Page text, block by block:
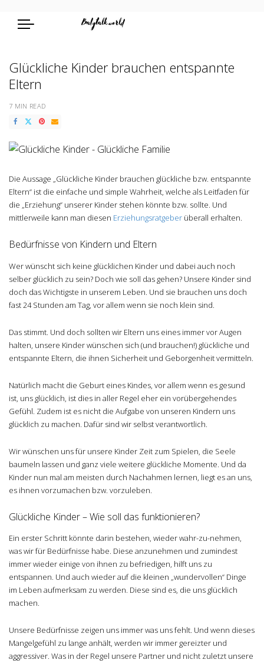
Glückliche Kinder brauchen entspannte
Eltern
7 MIN READ
Die Aussage „Glückliche Kinder brauchen glückliche bzw. entspannte
Eltern“ ist die einfache und simple Wahrheit, welche als Leitfaden für
die „Erziehung“ unserer Kinder stehen könnte bzw. sollte. Und
mittlerweile kann man diesen Erziehungsratgeber überall erhalten.
Bedürfnisse von Kindern und Eltern
Wer wünscht sich keine glücklichen Kinder und dabei auch noch
selber glücklich zu sein? Doch wie soll das gehen? Unsere Kinder sind
doch das Wichtigste in unserem Leben. Und sie brauchen uns doch
fast 24 Stunden am Tag, vor allem wenn sie noch klein sind.
Das stimmt. Und doch sollten wir Eltern uns eines immer vor Augen
halten, unsere Kinder wünschen sich (und brauchen!) glückliche und
entspannte Eltern, die ihnen Sicherheit und Geborgenheit vermitteln.
Natürlich macht die Geburt eines Kindes, vor allem wenn es gesund
ist, uns glücklich, ist dies in aller Regel eher ein vorübergehendes
Gefühl. Zudem ist es nicht die Aufgabe von unseren Kindern uns
glücklich zu machen. Dafür sind wir selbst verantwortlich.
Wir wünschen uns für unsere Kinder Zeit zum Spielen, die Seele
baumeln lassen und ganz viele weitere glückliche Momente. Und da
Kinder nun mal am meisten durch Nachahmen lernen, liegt es an uns,
es ihnen vorzumachen bzw. vorzuleben.
Glückliche Kinder – Wie soll das funktionieren?
Ein erster Schritt könnte darin bestehen, wieder wahr-zu-nehmen,
was wir für Bedürfnisse habe. Diese anzunehmen und zumindest
immer wieder einige von ihnen zu befriedigen, hilft uns zu
entspannen. Und auch wieder auf die kleinen „wundervollen“ Dinge
im Leben aufmerksam zu werden. Diese sind es, die uns glücklich
machen.
Unsere Bedürfnisse zeigen uns immer was uns fehlt. Und wenn dieses
Mangelgefühl zu lange anhält, werden wir immer gereizter und
aggressiver. Was in der Regel unsere Partner und nicht zuletzt unsere